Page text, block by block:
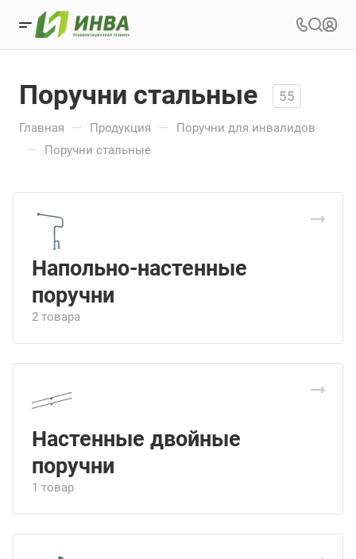
Поручни стальные 55
Главная — Продукция — Поручни для инвалидов
— Поручни стальные
Напольно-настенные
поручни
2 товара
Настенные двойные
поручни
1 товар